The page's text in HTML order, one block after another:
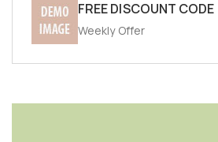
FREE DISCOUNT CODE
Weekly Offer